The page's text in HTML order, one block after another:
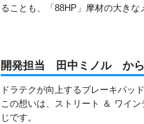
ることも、「88HP」摩材の大きな
開発担当 田中ミノル から
ドラテクが向上するブレーキパッ
この想いは、ストリート ＆ ワイ
じです。